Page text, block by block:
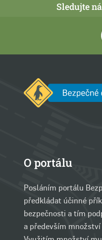
Sledujte
O portálu
Posláním portálu
předkládat účinné
bezpečnosti a tím
a především